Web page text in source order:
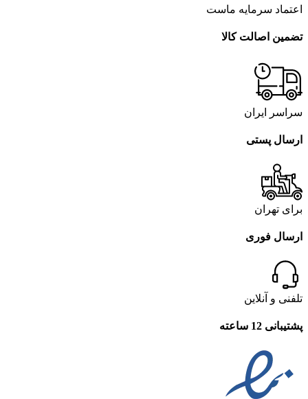
اعتماد سرمایه ماست
تضمین اصالت کالا
سراسر ایران
ارسال پستی
برای تهران
ارسال فوری
تلفنی و آنلاین
پشتیبانی 12 ساعته